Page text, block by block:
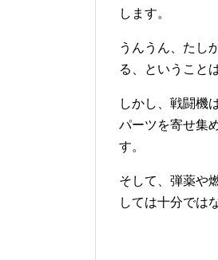
します。
うんうん、たし
る、ということ
しかし、戦闘機
パーツを寄せ集
す。
そして、弾薬や
しては十分では